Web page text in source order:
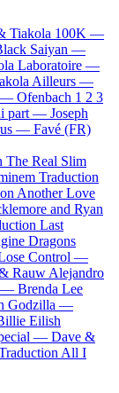
Tiakola 100K —
Saiyan —
Laboratoire —
Ailleurs —
— Ofenbach 1 2 3
part — Joseph
— Favé (FR)
The Real Slim
Traduction
Another Love
and Ryan
Last
Dragons
Control —
Rauw Alejandro
— Brenda Lee
Godzilla —
Eilish
— Dave &
All I